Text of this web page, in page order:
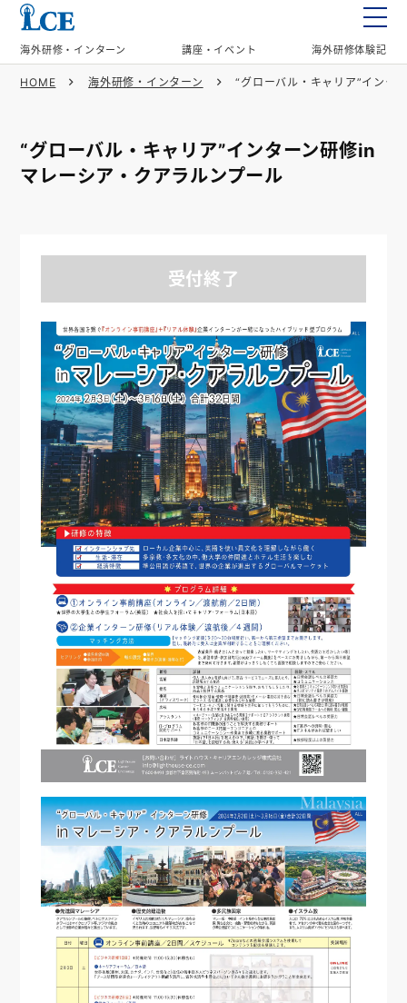
海外研修・インターン 講座・イベント 海外研修体験記
TOP
私たちの思い
海外研修・インターン
企業情報
お問い合わせ
個人情報保護方針
HOME 海外研修・インターン “グローバル・キャリア”インタ
“グローバル・キャリア”インターン研修in
マレーシア・クアラルンプール
受付終了